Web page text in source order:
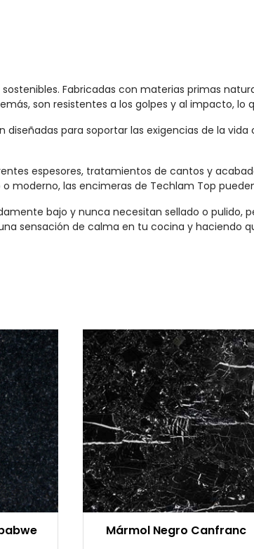
Fabricadas con materias primas
son resistentes a los golpes y al impacto, lo
para soportar las exigencias de la
espesores, tratamientos de cantos y
moderno, las encimeras de Techlam Top
bajo y nunca necesitan sellado o pulido,
sensación de calma en tu cocina y haciendo
Mármol Negro Canfranc